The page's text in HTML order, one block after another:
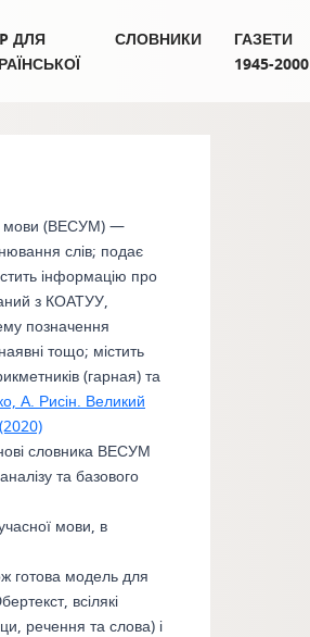
ДЛЯ
СЛОВНИКИ
ГАЗЕТИ
1945-2000
мови (ВЕСУМ) —
слів; подає
інформацію про
з КОАТУУ,
позначення
тощо; містить
(гарная) та
А. Рисін. Великий
словника ВЕСУМ
та базового
мови, в
готова модель для
всілякі
речення та слова) і